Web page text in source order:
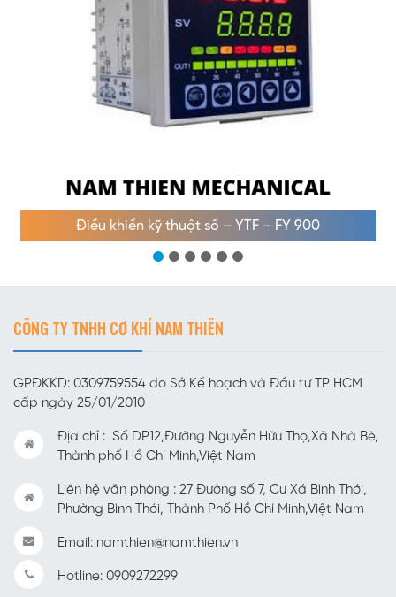
Điều khiển kỹ thuật số – YTF – FY 900
CÔNG TY TNHH CƠ KHÍ NAM THIÊN
GPĐKKD: 0309759554 do Sở Kế hoạch và Đầu tư TP HCM
cấp ngày 25/01/2010
Địa chỉ : Số DP12,Đường Nguyễn Hữu Thọ,Xã Nhà Bè,
Thành phố Hồ Chí Minh,Việt Nam
Liên hệ văn phòng : 27 Đường số 7, Cư Xá Bình Thới,
Phường Bình Thới, Thành Phố Hồ Chí Minh,Việt Nam
Email: namthien@namthien.vn
Hotline: 0909272299